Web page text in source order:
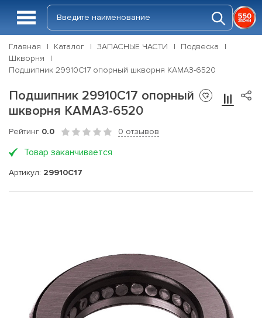
Главная Каталог ЗАПАСНЫЕ ЧАСТИ
Подвеска
Шкворня
Подшипник 29910С17 опорный шкворня КАМАЗ-6520
Подшипник 29910С17 опорный
шкворня КАМАЗ-6520
Рейтинг 0.0 0 отзывов
Товар заканчивается
Артикул: 29910С17